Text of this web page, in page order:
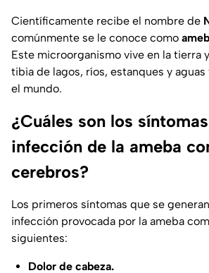
Científicamente recibe el nombre de
comúnmente se le conoce como
Este microorganismo vive en la tierra
tibia de lagos, ríos, estanques y
el mundo.
¿Cuáles son los
infección de la ameba
cerebros?
Los primeros síntomas que se
infección provocada por la ameba
siguientes:
Dolor de cabeza.